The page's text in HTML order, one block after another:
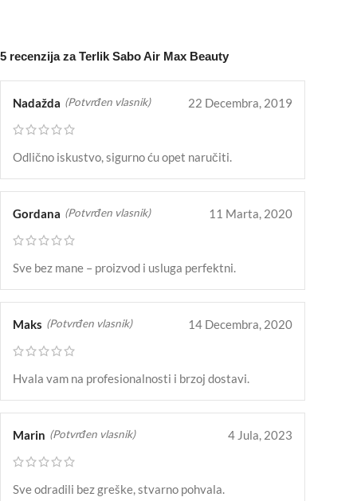
5 recenzija zaTerlik Sabo Air Max Beauty
Nadažda (Potvrđen vlasnik) 22 Decembra, 2019
Odlično iskustvo, sigurno ću opet naručiti.
Gordana (Potvrđen vlasnik) 11 Marta, 2020
Sve bez mane – proizvod i usluga perfektni.
Maks (Potvrđen vlasnik) 14 Decembra, 2020
Hvala vam na profesionalnosti i brzoj dostavi.
Marin (Potvrđen vlasnik) 4 Jula, 2023
Sve odradili bez greške, stvarno pohvala.